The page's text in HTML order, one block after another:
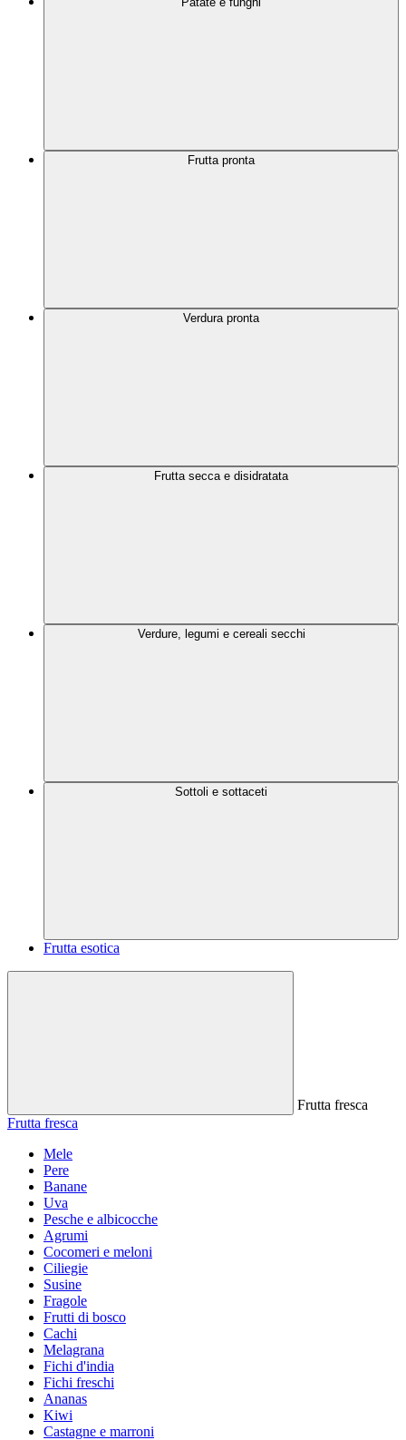
Frutta pronta
Verdura pronta
Frutta secca e disidratata
Verdure, legumi e cereali secchi
Sottoli e sottaceti
Frutta esotica
Frutta fresca
Frutta fresca
Mele
Pere
Banane
Uva
Pesche e albicocche
Agrumi
Cocomeri e meloni
Ciliegie
Susine
Fragole
Frutti di bosco
Cachi
Melagrana
Fichi d'india
Fichi freschi
Ananas
Kiwi
Castagne e marroni